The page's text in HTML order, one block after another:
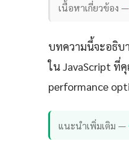
เนื้อหาเกี่ยวข้อง
บทความนี้จะอธิบา
ใน JavaScript ที่
performance
แนะนำเพิ่มเติม —